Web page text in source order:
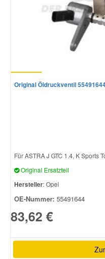
Original Öldruckventil
Für ASTRA J GTC 1.4, K Sports
Original Ersatzteil
Hersteller: Opel
OE-Nummer: 55491644
83,62 €